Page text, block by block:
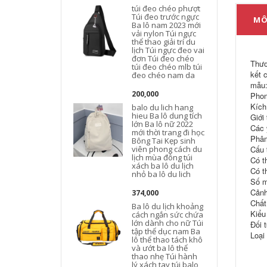
túi đeo chéo phượt
Túi đeo trước ngực
Ba lô nam 2023 mới
vải nylon Túi ngực
thể thao giải trí du
lịch Túi ngực đeo vai
đơn Túi đeo chéo
túi đeo chéo mlb túi
đeo chéo nam da
200,000
balo du lich hang
hieu Ba lô dung tích
lớn Ba lô nữ 2022
mới thời trang đi học
Bông Tai Kẹp sinh
viên phong cách du
lịch mùa đông túi
xách ba lô du lịch
nhỏ ba lô du lich
374,000
Ba lô du lịch khoảng
cách ngắn sức chứa
lớn dành cho nữ Túi
tập thể dục nam Ba
lô thể thao tách khô
và ướt ba lô thể
thao nhẹ Túi hành
lý xách tay túi balo
kết
Giới
Các
Cấu
Có
Có
Số
Đối